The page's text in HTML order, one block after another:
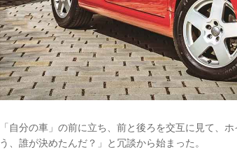
「自分の車」の前に立ち、前と後ろを交互に見て、
う、誰が決めたんだ？」と冗談から始まった。